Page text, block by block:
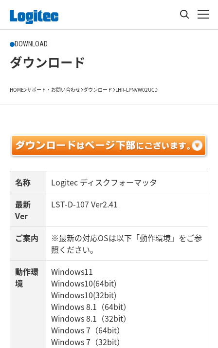
DOWNLOAD
ダウンロード
HOME サポート・お問い合わせ ダウンロード LHR-LPNVW02UCD
名称
Logitec ディスクフォーマッタ
最新
Ver
LST-D-107 Ver2.41
ご案内
※最新の対応OSは以下「動作環境」をご参
照ください。
動作環
境
Windows11
Windows10(64bit)
Windows10(32bit)
Windows 8.1（64bit）
Windows 8.1（32bit）
Windows 7（64bit）
Windows 7（32bit）